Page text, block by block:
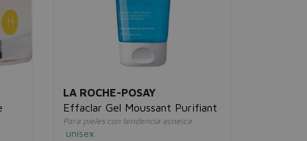
LA ROCHE-POSAY
Effaclar Gel Moussant Purifiant
Para pieles con tendencia acneica
unisex